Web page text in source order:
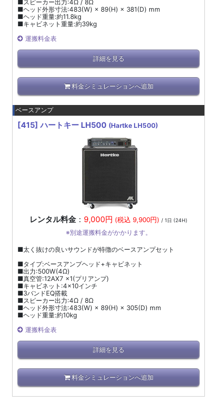
■スピーカー出力:4Ω / 8Ω
■ヘッド外形寸法:483(W) × 89(H) × 381(D) mm
■ヘッド重量:約11.8kg
■キャビネット重量:約39kg
運搬料金表
詳細を見る
料金シミュレーションへ追加
ベースアンプ
[415] ハートキー LH500 (Hartke LH500)
レンタル料金 ： 9,000円 (税込 9,900円) / 1日 (24H)
※別途運搬料金がかかります。
■太く抜けの良いサウンドが特徴のベースアンプセット
■タイプ:ベースアンプヘッド+キャビネット
■出力:500W(4Ω)
■真空管:12AX7 ×1(プリアンプ)
■キャビネット:4×10インチ
■3バンドEQ搭載
■スピーカー出力:4Ω / 8Ω
■ヘッド外形寸法:483(W) × 89(H) × 305(D) mm
■ヘッド重量:約10kg
運搬料金表
詳細を見る
料金シミュレーションへ追加